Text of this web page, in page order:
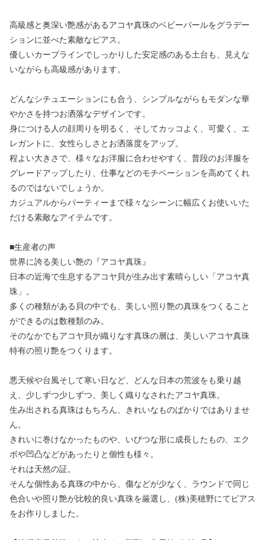
高級感と奥深い艶感があるアコヤ真珠のベビーパールをグラデー
ションに並べた素敵なピアス。
優しいカーブラインでしっかりした安定感のある土台も、見えな
いながらも高級感があります。
どんなシチュエーションにも合う、シンプルながらもモダンな華
やかさを持つお洒落なデザインです。
身につける人の顔周りを明るく、そしてカッコよく、可愛く、エ
レガントに、女性らしさとお洒落度をアップ。
程よい大きさで、様々なお洋服に合わせやすく、普段のお洋服を
グレードアップしたり、仕事などのモチベーションを高めてくれ
るのではないでしょうか。
カジュアルからパーティーまで様々なシーンに幅広くお使いいた
だける素敵なアイテムです。
■生産者の声
世界に誇る美しい艶の『アコヤ真珠』
日本の近海で生息するアコヤ貝が生み出す素晴らしい「アコヤ真
珠」。
多くの種類がある貝の中でも、美しい照り艶の真珠をつくること
ができるのは数種類のみ。
そのなかでもアコヤ貝が織りなす真珠の層は、美しいアコヤ真珠
特有の照り艶をつくります。
悪天候や台風そして寒い日など、どんな日本の荒波をも乗り越
え、少しずつ少しずつ、美しく織りなされたアコヤ真珠。
生み出される真珠はもちろん、きれいなものばかりではありませ
ん。
きれいに巻けなかったものや、いびつな形に成長したもの、エク
ボや凹凸などがあったりと個性も様々。
それは天然の証。
そんな個性ある真珠の中から、傷などが少なく、ラウンドで同じ
色合いや照り艶が比較的良い真珠を厳選し、(株)美穂野にてピアス
をお作りしました。